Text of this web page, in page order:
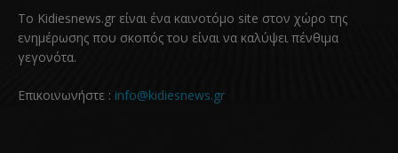
Το Kidiesnews.gr είναι ένα καινοτόμο site στον χώρο της
ενημέρωσης που σκοπός του είναι να καλύψει πένθιμα
γεγονότα.
Επικοινωνήστε : info@kidiesnews.gr